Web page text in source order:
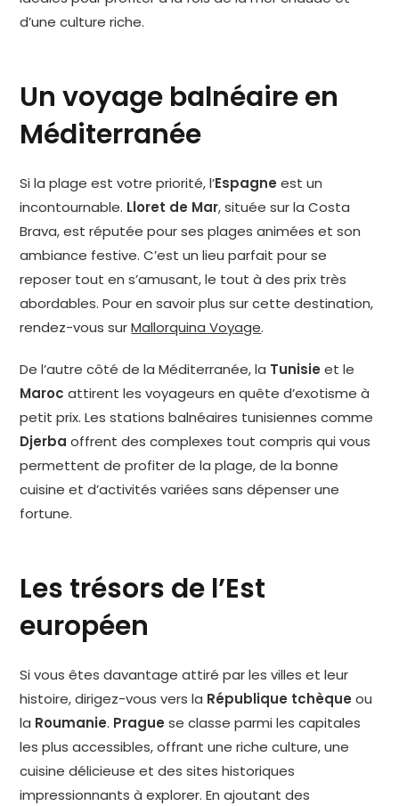
d’une culture riche.
Un voyage balnéaire en
Méditerranée
Si la plage est votre priorité, l’Espagne est un
incontournable. Lloret de Mar, située sur la Costa
Brava, est réputée pour ses plages animées et son
ambiance festive. C’est un lieu parfait pour se
reposer tout en s’amusant, le tout à des prix très
abordables. Pour en savoir plus sur cette destination,
rendez-vous surMallorquina Voyage.
De l’autre côté de la Méditerranée, la Tunisie et le
Maroc attirent les voyageurs en quête d’exotisme à
petit prix. Les stations balnéaires tunisiennes comme
Djerba offrent des complexes tout compris qui vous
permettent de profiter de la plage, de la bonne
cuisine et d’activités variées sans dépenser une
fortune.
Les trésors de l’Est
européen
Si vous êtes davantage attiré par les villes et leur
histoire, dirigez-vous vers la République tchèque ou
la Roumanie. Prague se classe parmi les capitales
les plus accessibles, offrant une riche culture, une
cuisine délicieuse et des sites historiques
impressionnants à explorer. En ajoutant des